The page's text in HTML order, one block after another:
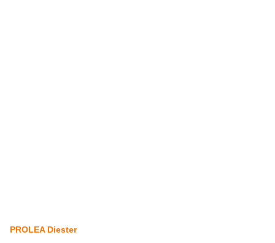
PROLEA Diester